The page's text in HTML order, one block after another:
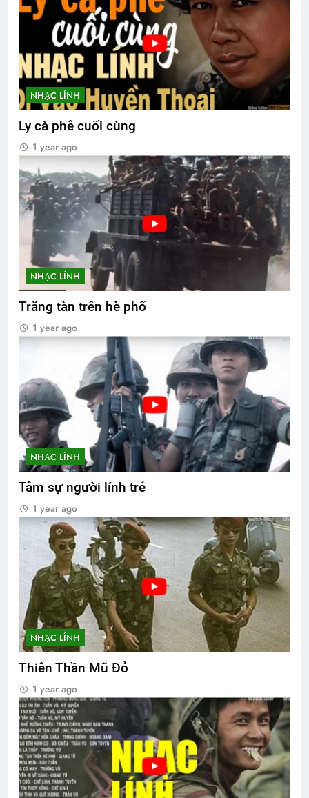
NHẠC LÍNH
Ly cà phê cuối cùng
1 year ago
NHẠC LÍNH
Trăng tàn trên hè phố
1 year ago
NHẠC LÍNH
Tâm sự người lính trẻ
1 year ago
NHẠC LÍNH
Thiên Thần Mũ Đỏ
1 year ago